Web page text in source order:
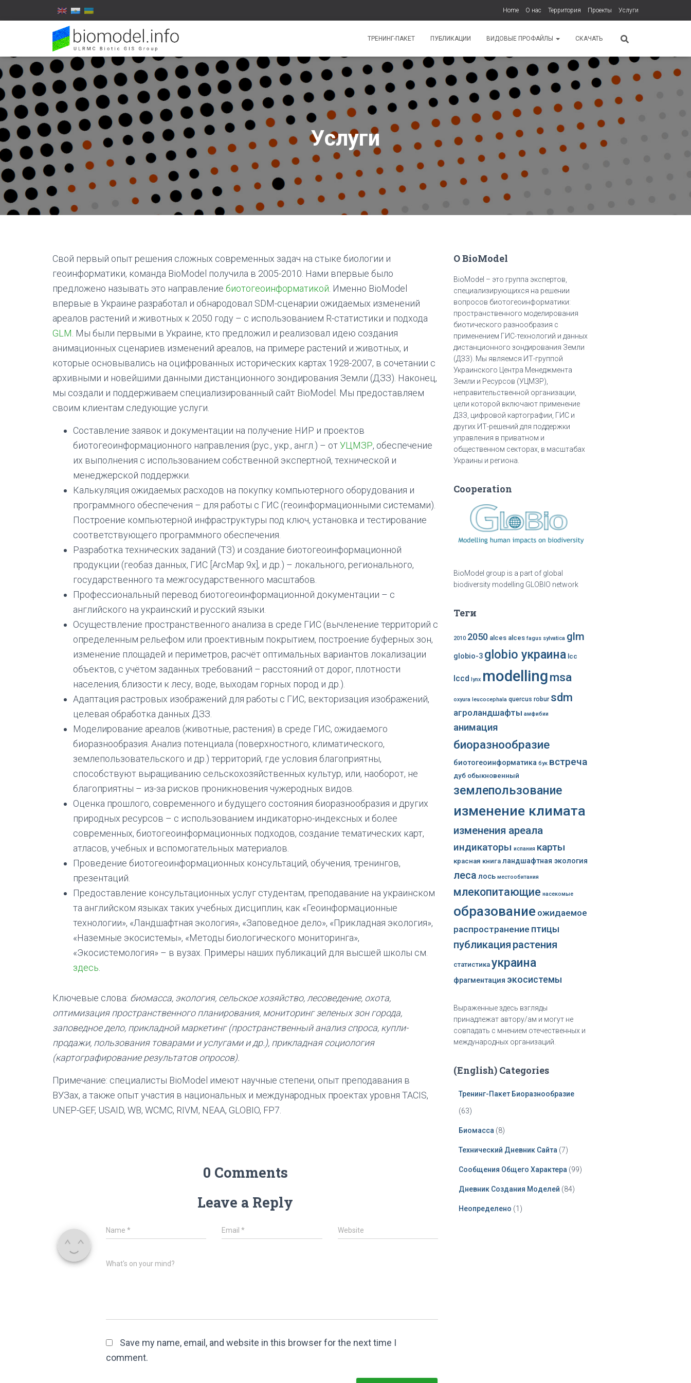
Home О нас Территория Проекты Услуги
ТРЕНИНГ-ПАКЕТ ПУБЛИКАЦИИ ВИДОВЫЕ ПРОФАЙЛЫ СКАЧАТЬ
Услуги
Свой первый опыт решения сложных современных задач на стыке биологии и
геоинформатики, команда BioModel получила в 2005-2010. Нами впервые было
предложено называть это направление биотогеоинформатикой . Именно BioModel
впервые в Украине разработал и обнародовал SDM-сценарии ожидаемых изменений
ареалов растений и животных к 2050 году – с использованием R-статистики и подхода
GLM . Мы были первыми в Украине, кто предложил и реализовал идею создания
анимационных сценариев изменений ареалов, на примере растений и животных, и
которые основывались на оцифрованных исторических картах 1928-2007, в сочетании с
архивными и новейшими данными дистанционного зондирования Земли (ДЗЗ). Наконец,
мы создали и поддерживаем специализированный сайт BioModel. Мы предоставляем
своим клиентам следующие услуги.
Составление заявок и документации на получение НИР и проектов
биотогеоинформационного направления (рус., укр., англ.) – отУЦМЗР, обеспечение
их выполнения с использованием собственной экспертной, технической и
менеджерской поддержки.
Калькуляция ожидаемых расходов на покупку компьютерного оборудования и
программного обеспечения – для работы с ГИС (геоинформационными системами).
Построение компьютерной инфраструктуры под ключ, установка и тестирование
соответствующего программного обеспечения.
Разработка технических заданий (ТЗ) и создание биотогеоинформационной
продукции (геобаз данных, ГИС [ArcMap 9x], и др.) – локального, регионального,
государственного та межгосударственного масштабов.
Профессиональный перевод биотогеоинформационной документации – с
английского на украинский и русский языки.
Осуществление пространственного анализа в среде ГИС (вычленение территорий с
определенным рельефом или проективным покрытием, построение буферных зон,
изменение площадей и периметров, расчёт оптимальных вариантов локализации
объектов, с учётом заданных требований – расстояний от дорог, плотности
населения, близости к лесу, воде, выходам горных пород и др.).
Адаптация растровых изображений для работы с ГИС, векторизация изображений,
целевая обработка данных ДЗЗ.
Моделирование ареалов (животные, растения) в среде ГИС, ожидаемого
биоразнообразия. Анализ потенциала (поверхностного, климатического,
землепользовательского и др.) территорий, где условия благоприятны,
способствуют выращиванию сельскохозяйственных культур, или, наоборот, не
благоприятны – из-за рисков проникновения чужеродных видов.
Оценка прошлого, современного и будущего состояния биоразнообразия и других
природных ресурсов – с использованием индикаторно-индексных и более
современных, биотогеоинформационных подходов, создание тематических карт,
атласов, учебных и вспомогательных материалов.
Проведение биотогеоинформационных консультаций, обучения, тренингов,
презентаций.
Предоставление консультационных услуг студентам, преподавание на украинском
та английском языках таких учебных дисциплин, как «Геоинформационные
технологии», «Ландшафтная экология», «Заповедное дело», «Прикладная экология»,
«Наземные экосистемы», «Методы биологического мониторинга»,
«Экосистемология» – в вузах. Примеры наших публикаций для высшей школы см.
здесь
Ключевые слова: биомасса, экология, сельское хозяйство, лесоведение, охота,
оптимизация пространственного планирования, мониторинг зеленых зон города,
заповедное дело, прикладной маркетинг (пространственный анализ спроса, купли-
продажи, пользования товарами и услугами и др.), прикладная социология
(картографирование результатов опросов).
Примечание: специалисты BioModel имеют научные степени, опыт преподавания в
ВУЗах, а также опыт участия в национальных и международных проектах уровня TACIS,
UNEP-GEF, USAID, WB, WCMC, RIVM, NEAA, GLOBIO, FP7.
0 Comments
Leave a Reply
Name * Email* Website
What's on your mind?
Save my name, email, and website in this browser for the next time I
comment.
О BioModel
BioModel – это группа экспертов,
специализирующихся на решении
вопросов биотогеоинформатики:
пространственного моделирования
биотического разнообразия с
применением ГИС-технологий и данных
дистанционного зондирования Земли
(ДЗЗ). Мы являемся ИТ-группой
Украинского Центра Менеджмента
Земли и Ресурсов (УЦМЗР),
неправительственной организации,
цели которой включают применение
ДЗЗ, цифровой картографии, ГИС и
других ИТ-решений для поддержки
управления в приватном и
общественном секторах, в масштабах
Украины и региона.
Cooperation
BioModel group is a part of global
biodiversity modelling GLOBIO network
Теги
2010 2050 alces alces fagus sylvatica glm
globio-3 globio украина lcc
lccd lynx modellingmsa
oxyura leucocephala quercus robur sdm
агроландшафты амфибии
анимация
биоразнообразие
биотогеоинформатика бук встреча
дуб обыкновенный
землепользование
изменение климата
изменения ареала
индикаторы испания карты
красная книга ландшафтная экология
леса лось местообитания
млекопитающие насекомые
образование ожидаемое
распространение птицы
публикация растения
статистика украина
фрагментация экосистемы
Выраженные здесь взгляды
принадлежат автору/ам и могут не
совпадать с мнением отечественных и
международных организаций.
(English) Categories
Тренинг-Пакет Биоразнообразие
(63)
Биомасса (8)
Технический Дневник Сайта (7)
Сообщения Общего Характера (99)
Дневник Создания Моделей (84)
Неопределено (1)